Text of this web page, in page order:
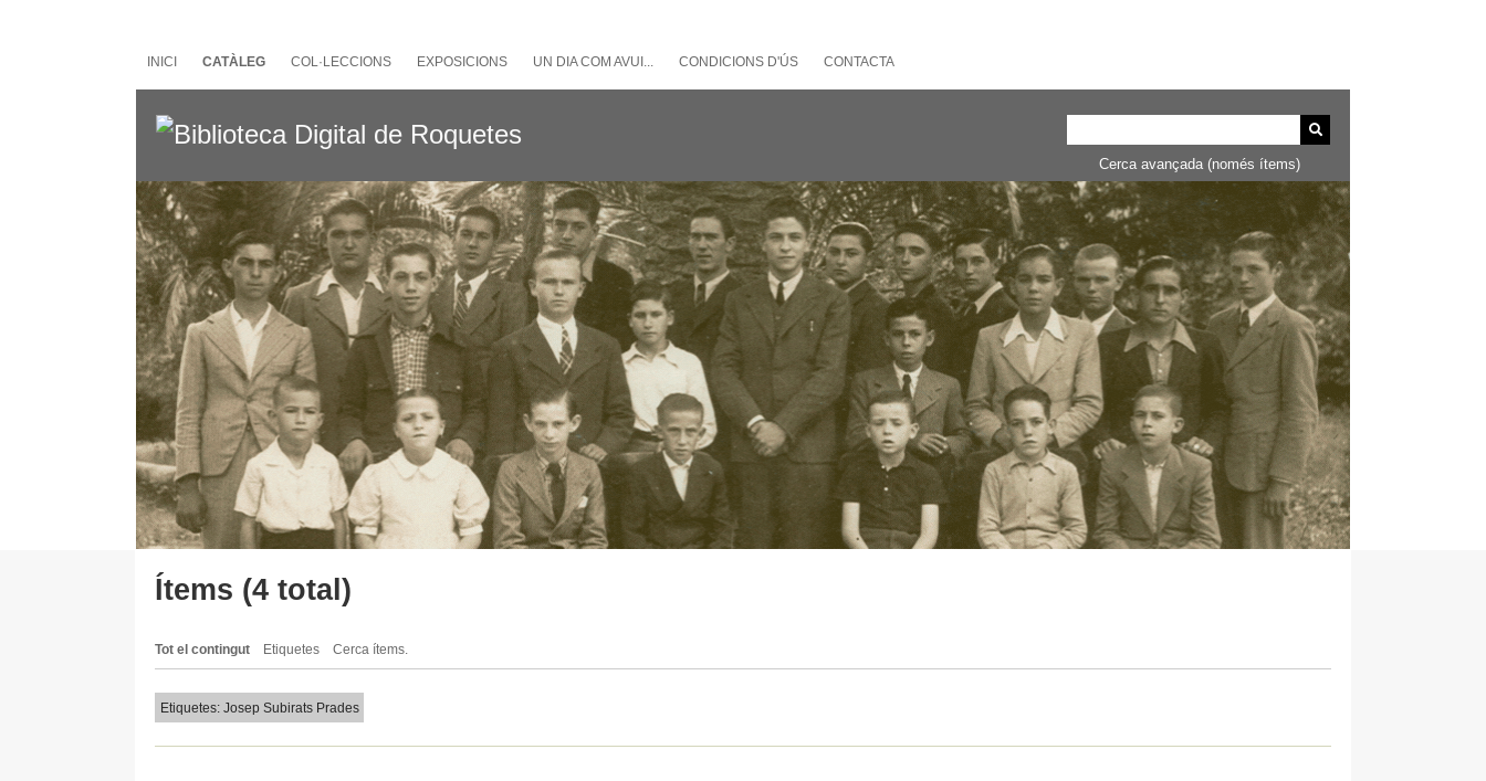
INICI CATÀLEG COL·LECCIONS EXPOSICIONS UN DIA COM AVUI... CONDICIONS D'ÚS CONTACTA
Cerca avançada (només ítems)
Ítems (4 total)
Tot el contingut Etiquetes Cerca ítems.
Etiquetes: Josep Subirats Prades